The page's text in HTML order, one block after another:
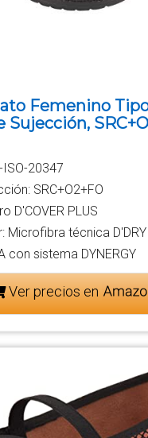
Femenino
ISO-20347
SRC+O2+FO
D'COVER PLUS
Microfibra técnica D'DRY
con sistema DYNERGY
Ver precios en